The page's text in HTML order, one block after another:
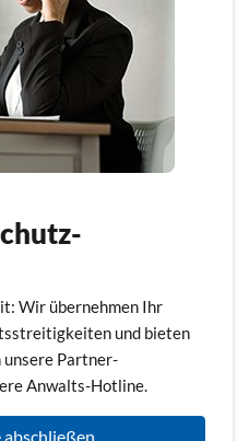
Wir übernehmen Ihr
und bieten
unsere Partner-
Anwalts-Hotline.